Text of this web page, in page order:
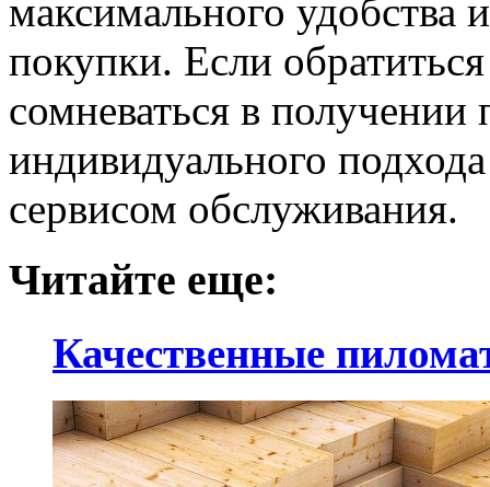
максимального удобства
покупки. Если
сомневаться в получении
индивидуального
сервисом обслуживания.
Читайте еще:
Качественные